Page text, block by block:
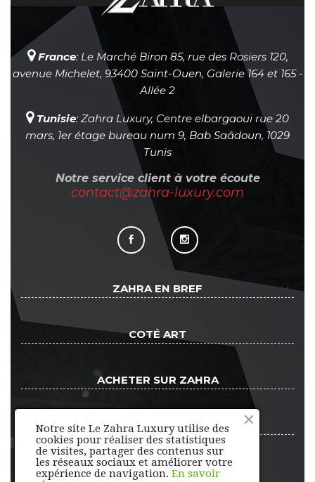
France: Le Marché Biron 85, rue des Rosiers 120,
avenue Michelet, 93400 Saint-Ouen, Galerie 164 et 165 -
Allée 2
Tunisie: Zahra Luxury, Centre elbargaoui rue 20
mars, 1er étage bureau num 9, Bab Saâdoun, 1029
Tunis
Notre service client à votre écoute
contact@zahra-luxury.com
ZAHRA EN BREF keyboard_arrow_down
COTÉ ART
ACHETER SUR ZAHRA
ESPACE CLIENT
Notre site Le Zahra Luxury utilise des
cookies pour réaliser des statistiques
de visites, partager des contenus sur
les réseaux sociaux et améliorer votre
expérience de navigation. En savoir